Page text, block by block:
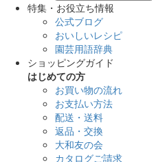
特集・お役立ち情報
公式ブログ
おいしいレシピ
園芸用語辞典
ショッピングガイド
はじめての方
お買い物の流れ
お支払い方法
配送・送料
返品・交換
大和友の会
カタログご請求